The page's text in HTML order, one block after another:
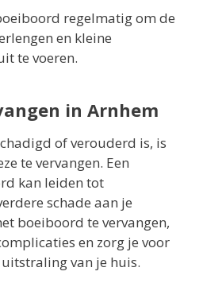
regelmatig om de
en kleine
te voeren.
in Arnhem
of verouderd is, is
te vervangen. Een
kan leiden tot
schade aan je
boeiboord te vervangen,
en zorg je voor
van je huis.